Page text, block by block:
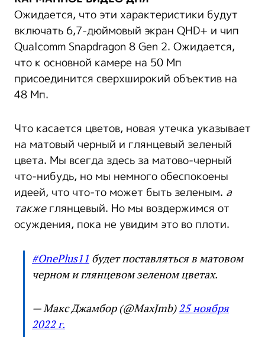
Ожидается, что эти характеристики будут
включать 6,7-дюймовый экран QHD+ и чип
Qualcomm Snapdragon 8 Gen 2. Ожидается,
что к основной камере на 50 Мп
присоединится сверхширокий объектив на
48 Мп.
Что касается цветов, новая утечка указывает
на матовый черный и глянцевый зеленый
цвета. Мы всегда здесь за матово-черный
что-нибудь, но мы немного обеспокоены
идеей, что что-то может быть зеленым. а
такжеглянцевый. Но мы воздержимся от
осуждения, пока не увидим это во плоти.
#OnePlus11 будет поставляться в матовом
черном и глянцевом зеленом цветах.
— Макс Джамбор (@MaxJmb)25 ноября
2022 г.